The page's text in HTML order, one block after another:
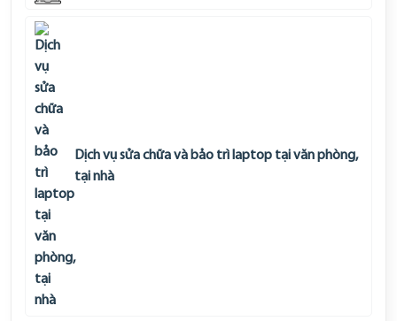
Dịch vụ sửa chữa và bảo trì laptop tại văn phòng,
tại nhà